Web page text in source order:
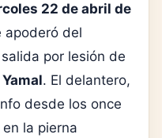
22 de abril de
apoderó del
por lesión de
. El delantero,
desde los once
la pierna